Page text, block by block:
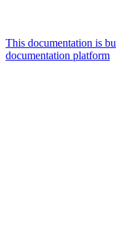
This documentation is
documentation platform